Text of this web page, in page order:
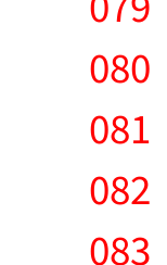
080
081
082
083